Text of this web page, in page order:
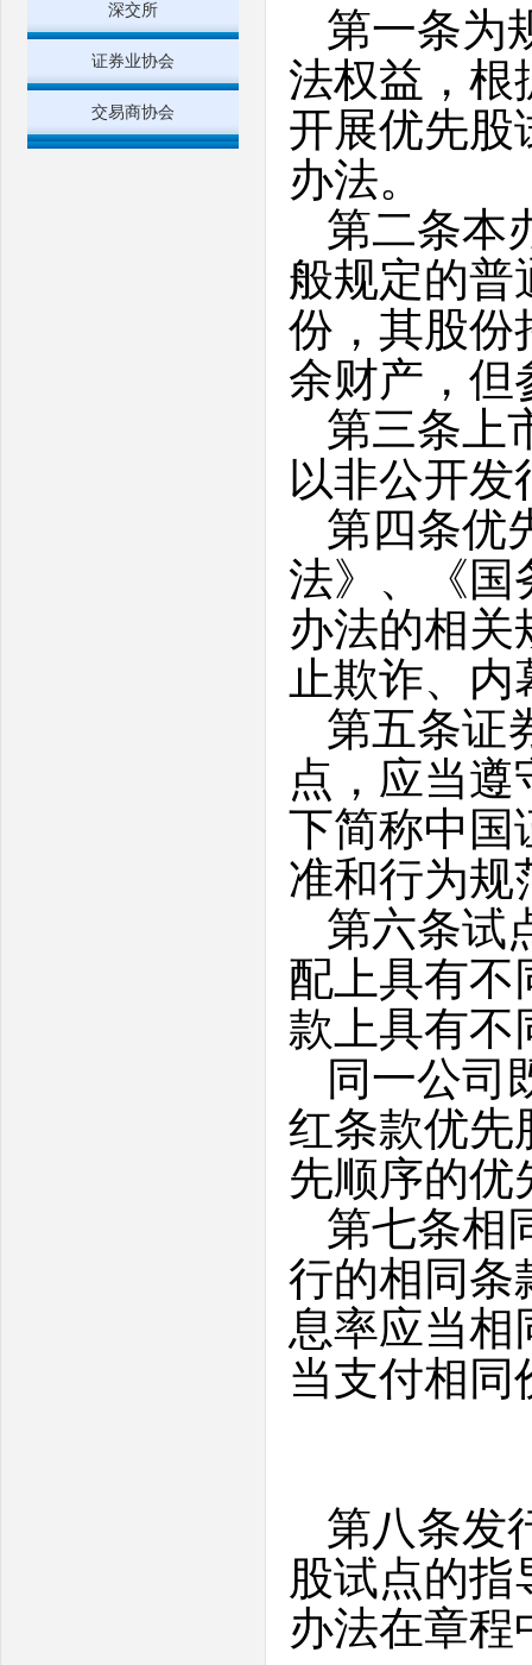
深交所
证券业协会
交易商协会
第一条为
法权益，根
开展优先股
办法。
第二条本
般规定的普
份，其股份
余财产，但
第三条上
以非公开发
第四条优
法》、《国
办法的相关
止欺诈、
第五条证
点，应当
下简称中国
准和行为规
第六条试
配上具有不
款上具有不
同一公司
红条款优先
先顺序的优
第七条相
行的相同条
息率应当相
当支付相同
第八条发
股试点的
办法在章程